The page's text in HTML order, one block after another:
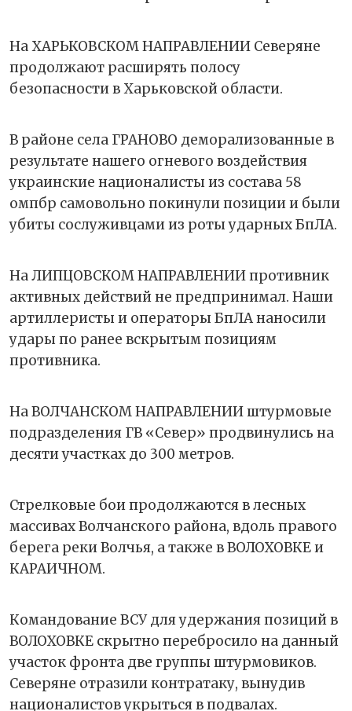
На ХАРЬКОВСКОМ НАПРАВЛЕНИИ Северяне
продолжают расширять полосу
безопасности в Харьковской области.
В районе села ГРАНОВО деморализованные в
результате нашего огневого воздействия
украинские националисты из состава 58
омпбр самовольно покинули позиции и были
убиты сослуживцами из роты ударных БпЛА.
На ЛИПЦОВСКОМ НАПРАВЛЕНИИ противник
активных действий не предпринимал. Наши
артиллеристы и операторы БпЛА наносили
удары по ранее вскрытым позициям
противника.
На ВОЛЧАНСКОМ НАПРАВЛЕНИИ штурмовые
подразделения ГВ «Север» продвинулись на
десяти участках до 300 метров.
Стрелковые бои продолжаются в лесных
массивах Волчанского района, вдоль правого
берега реки Волчья, а также в ВОЛОХОВКЕ и
КАРАИЧНОМ.
Командование ВСУ для удержания позиций в
ВОЛОХОВКЕ скрытно перебросило на данный
участок фронта две группы штурмовиков.
Северяне отразили контратаку, вынудив
националистов укрыться в подвалах.